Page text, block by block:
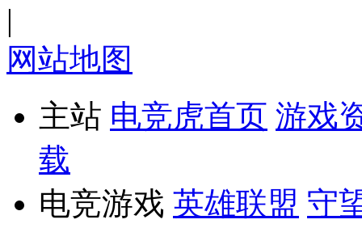
|
网站地图
主站 电竞虎首页 游戏
载
电竞游戏 英雄联盟 守